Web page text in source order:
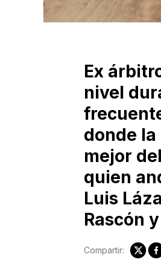
Ex
nivel
donde
mejor
quien
Luis
Rascón
Compartir: